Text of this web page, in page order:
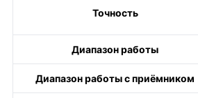
Точность
Диапазон работы
Диапазон работы с приёмником